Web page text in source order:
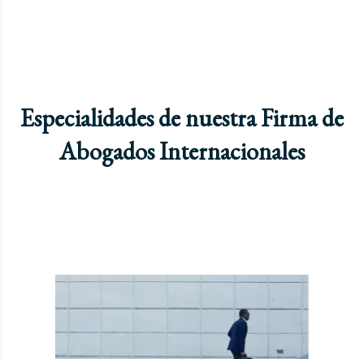
Especialidades de nuestra Firma de
Abogados Internacionales